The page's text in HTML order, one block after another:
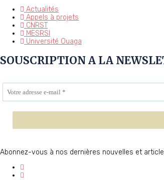
Actualités
Appels à projets
CNRST
MESRSI
Université Ouaga
SOUSCRIPTION A LA
Abonnez-vous à nos dernières nouvelles et